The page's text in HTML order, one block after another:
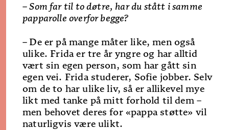
– Som far til to døtre, har du stått i samme
papparolle overfor begge?
– De er på mange måter like, men også
ulike. Frida er tre år yngre og har alltid
vært sin egen person, som har gått sin
egen vei. Frida studerer, Sofie jobber. Selv
om de to har ulike liv, så er allikevel mye
likt med tanke på mitt forhold til dem –
men behovet deres for «pappa­ støtte» vil
naturligvis være ulikt.